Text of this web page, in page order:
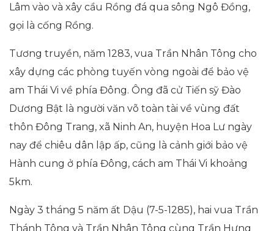
Lâm vào và xây cầu Rồng đá qua sông Ngô Đồng,
gọi là cống Rồng.
Tương truyền, năm 1283, vua Trần Nhân Tông cho
xây dựng các phòng tuyến vòng ngoài để bảo vệ
am Thái Vi về phía Đông. Ông đã cử Tiến sỹ Đào
Dương Bật là người văn võ toàn tài về vùng đất
thôn Đông Trang, xã Ninh An, huyện Hoa Lư ngày
nay để chiêu dân lập ấp, cũng là cảnh giới bảo vệ
Hành cung ở phía Đông, cách am Thái Vi khoảng
5km.
Ngày 3 tháng 5 năm ất Dậu (7-5-1285), hai vua Trần
Thánh Tông và Trần Nhân Tông cùng Trần Hưng